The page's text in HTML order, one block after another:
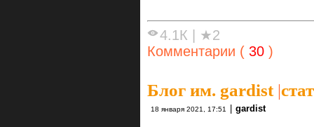
4.1К
★2
Комментарии ( 30 )
Блог им. gardist|
18 января 2021, 17:51 gardist